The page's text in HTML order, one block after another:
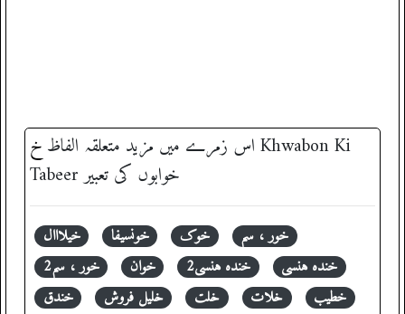
اس زمرے میں مزید متعلقہ الفاظ خ
‎ Khwabon Ki
Tabeer خوابوں کی تعبیر
خیلااال خونسیفا خوک
خور ، سم
خور ، سم2
خوان خندہ ہنسی2
خندہ ہنسی
خندق
خلیل فروش خلت خلات
خطیب